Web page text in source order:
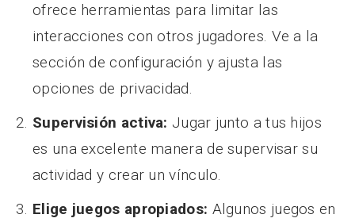
ofrece herramientas para limitar las
interacciones con otros jugadores. Ve a la
sección de configuración y ajusta las
opciones de privacidad.
Supervisión activa: Jugar junto a tus hijos
es una excelente manera de supervisar su
actividad y crear un vínculo.
Elige juegos apropiados: Algunos juegos en